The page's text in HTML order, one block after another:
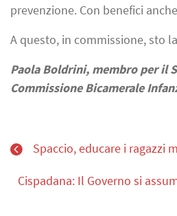
prevenzione. Con benefici
A questo, in commissione, sto
Paola Boldrini, membro per il
Commissione Bicamerale
Spaccio, educare i ragazzi
Cispadana: Il Governo si